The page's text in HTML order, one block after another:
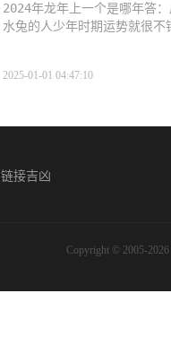
2024年龙年上一个是哪年答
水兔的人少年时期运势就很
2025-01-01 04:47:10
链接吉凶
Copyright © 2005-